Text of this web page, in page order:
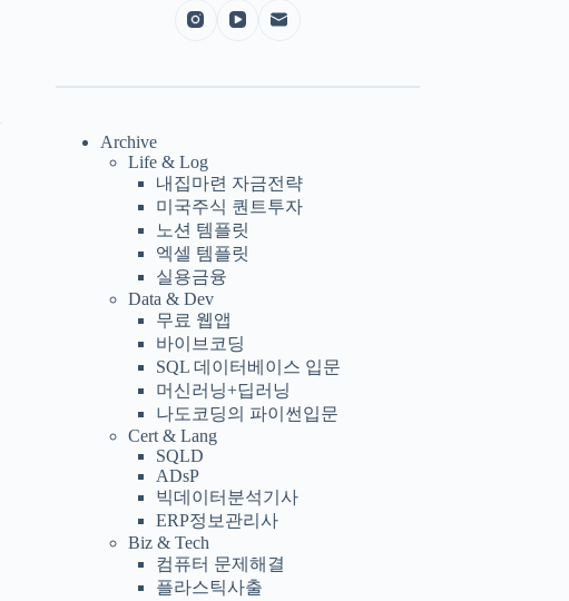
Archive
Life & Log
내집마련 자금전략
미국주식 퀀트투자
노션 템플릿
엑셀 템플릿
실용금융
Data & Dev
무료 웹앱
바이브코딩
SQL 데이터베이스 입문
머신러닝+딥러닝
나도코딩의 파이썬입문
Cert & Lang
SQLD
ADsP
빅데이터분석기사
ERP정보관리사
Biz & Tech
컴퓨터 문제해결
플라스틱사출